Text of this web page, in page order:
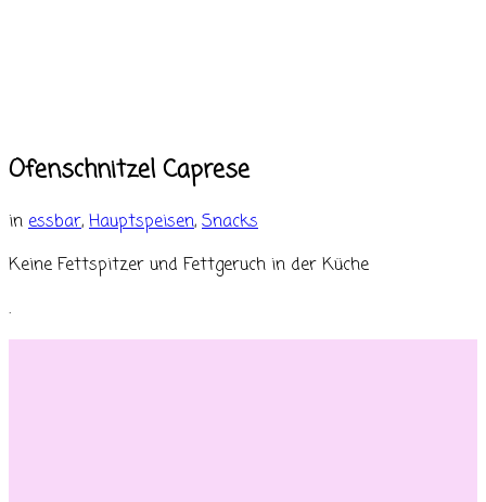
Ofenschnitzel Caprese
in essbar, Hauptspeisen, Snacks
Keine Fettspitzer und Fettgeruch in der Küche
.